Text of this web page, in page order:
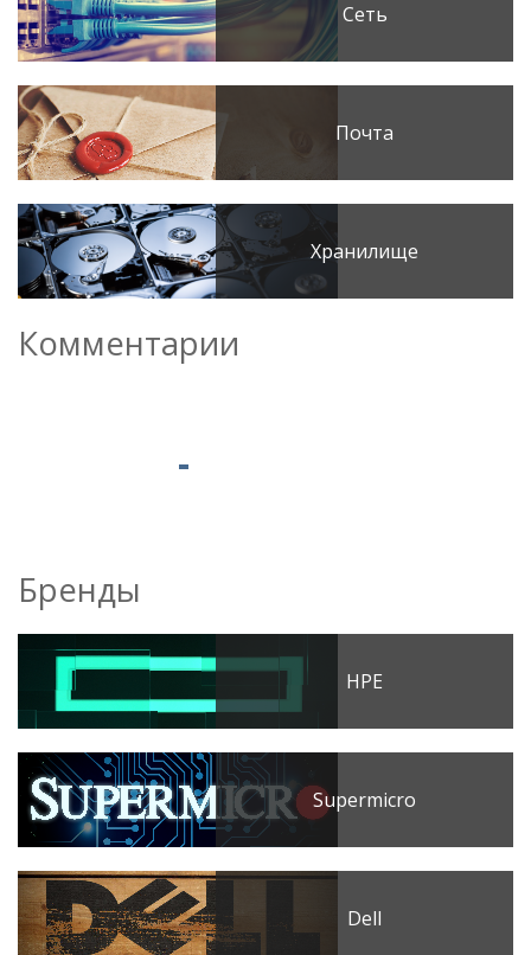
Сеть
Почта
Хранилище
Комментарии
Бренды
HPE
Supermicro
Dell